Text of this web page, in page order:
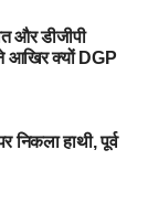
योजना के प्रति
अनुशासित
रखते हैं, तो
माध्यम है।
सूचनाओं के
में बदलाव की
और डीजीपी
आखिर क्यों DGP
निकला हाथी, पूर्व